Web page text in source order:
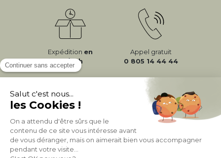
Expédition en
24/72h
Appel gratuit
0 805 14 44 44
À PROPOS DE MILIBOO
AIDE & CONTACT